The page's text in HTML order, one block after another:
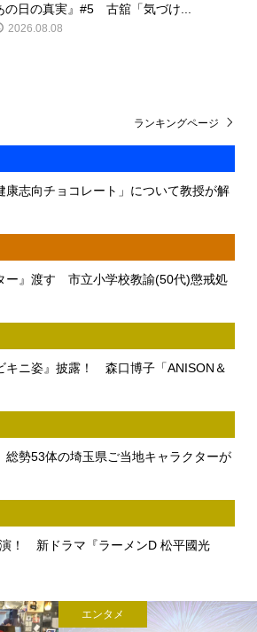
の日の真実』#5 古舘「気づけ...
2026.08.08
康志向チョコレート」について教授が解
ー』渡す 市立小学校教諭(50代)懲戒処
キニ姿』披露！ 森口博子「ANISON＆
勢53体の埼玉県ご当地キャラクターが
！ 新ドラマ『ラーメンD 松平國光
ランキングページ
エンタメ